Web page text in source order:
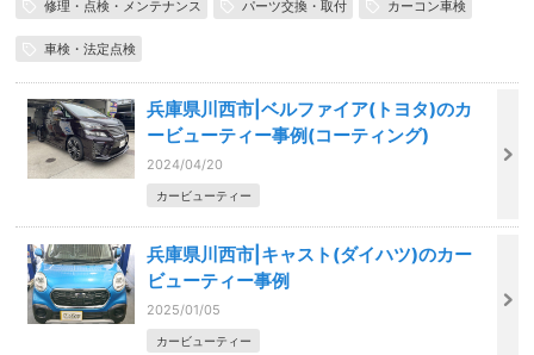
修理・点検・メンテナンス パーツ交換・取付 カーコン車検
車検・法定点検
兵庫県川西市|ベルファイア(トヨタ)のカ
ービューティー事例(コーティング)
2024/04/20
カービューティー
兵庫県川西市|キャスト(ダイハツ)のカー
ビューティー事例
2025/01/05
カービューティー